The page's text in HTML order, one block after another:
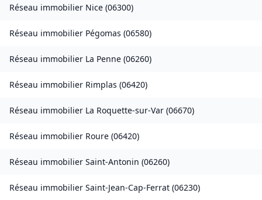
Réseau immobilier Nice (06300)
Réseau immobilier Pégomas (06580)
Réseau immobilier La Penne (06260)
Réseau immobilier Rimplas (06420)
Réseau immobilier La Roquette-sur-Var (06670)
Réseau immobilier Roure (06420)
Réseau immobilier Saint-Antonin (06260)
Réseau immobilier Saint-Jean-Cap-Ferrat (06230)